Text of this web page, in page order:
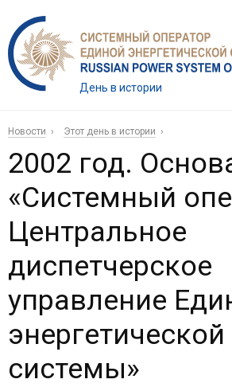
День в истории
Новости Этот день в истории
2002 год.
«Системный
Центральное
диспетчерское
управление
энергетической
системы»